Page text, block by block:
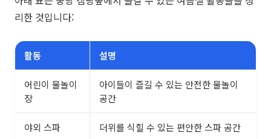
리한 것입니다:
활동 설명
어린이 물놀이
장
아이들이 즐길 수 있는 안전한 물놀이
공간
야외 스파 더위를 식힐 수 있는 편안한 스파 공간